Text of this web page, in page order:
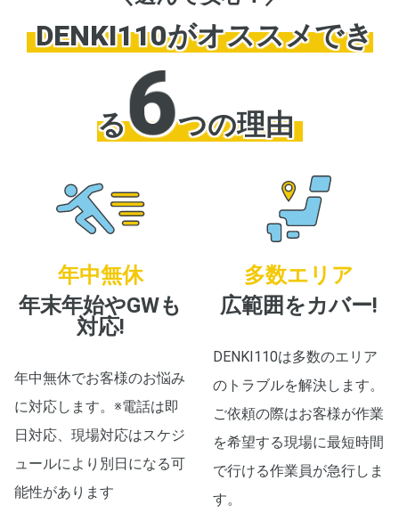
DENKI110がオススメでき
る6つの理由
年中無休
年末年始やGWも
対応!
年中無休でお客様のお悩み
に対応します。※電話は即
日対応、現場対応はスケジ
ュールにより別日になる可
能性があります
多数エリア
広範囲をカバー!
DENKI110は多数のエリア
のトラブルを解決します。
ご依頼の際はお客様が作業
を希望する現場に最短時間
で行ける作業員が急行しま
す。